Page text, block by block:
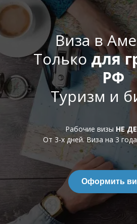
Виза в
Только для
РФ
Туризм и
Рабочие визы НЕ
От 3-х дней. Виза на 3
Оформить